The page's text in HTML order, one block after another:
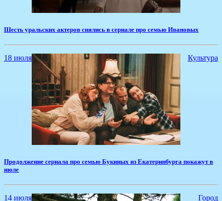
​Шесть уральских актеров снялись в сериале про семью Ивановых
18 июля Культура
​Продолжение сериала про семью Букиных из Екатеринбурга покажут в
июле
14 июля Город